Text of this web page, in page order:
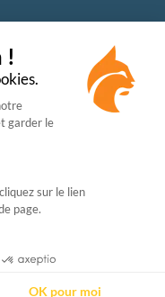
par l’Autorité des Marchés